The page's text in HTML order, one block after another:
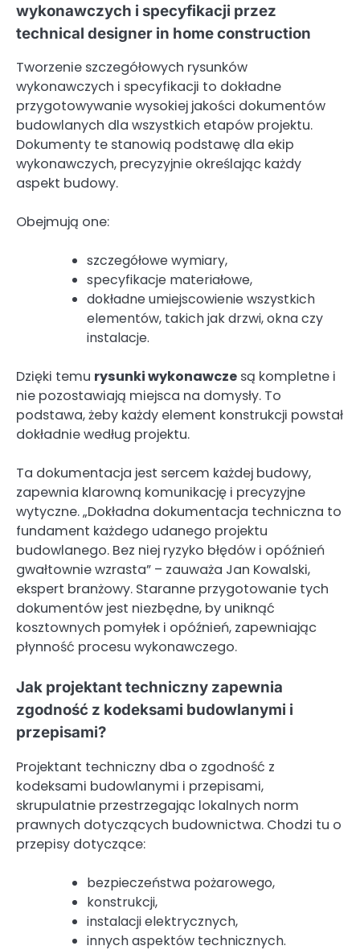
wykonawczych i specyfikacji przez
technical designer in home construction
Tworzenie szczegółowych rysunków
wykonawczych i specyfikacji to dokładne
przygotowywanie wysokiej jakości dokumentów
budowlanych dla wszystkich etapów projektu.
Dokumenty te stanowią podstawę dla ekip
wykonawczych, precyzyjnie określając każdy
aspekt budowy.
Obejmują one:
szczegółowe wymiary,
specyfikacje materiałowe,
dokładne umiejscowienie wszystkich
elementów, takich jak drzwi, okna czy
instalacje.
Dzięki temu rysunki wykonawcze są kompletne i
nie pozostawiają miejsca na domysły. To
podstawa, żeby każdy element konstrukcji powstał
dokładnie według projektu.
Ta dokumentacja jest sercem każdej budowy,
zapewnia klarowną komunikację i precyzyjne
wytyczne. „Dokładna dokumentacja techniczna to
fundament każdego udanego projektu
budowlanego. Bez niej ryzyko błędów i opóźnień
gwałtownie wzrasta” – zauważa Jan Kowalski,
ekspert branżowy. Staranne przygotowanie tych
dokumentów jest niezbędne, by uniknąć
kosztownych pomyłek i opóźnień, zapewniając
płynność procesu wykonawczego.
Jak projektant techniczny zapewnia
zgodność z kodeksami budowlanymi i
przepisami?
Projektant techniczny dba o zgodność z
kodeksami budowlanymi i przepisami,
skrupulatnie przestrzegając lokalnych norm
prawnych dotyczących budownictwa. Chodzi tu o
przepisy dotyczące:
bezpieczeństwa pożarowego,
konstrukcji,
instalacji elektrycznych,
innych aspektów technicznych.